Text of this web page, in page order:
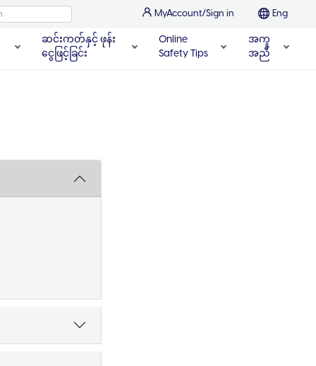
MyAccount/Sign in Eng
ဆင်းကတ်နှင့် ဖုန်း
ငွေဖြင့်ခြင်း
Online
Safety Tips
အကူ
အညီ